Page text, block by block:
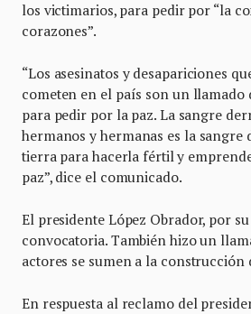
los victimarios, para pedir por “la
corazones”.
“Los asesinatos y desapariciones
cometen en el país son un llamado
para pedir por la paz. La sangre
hermanos y hermanas es la sangre
tierra para hacerla fértil y
paz”, dice el comunicado.
El presidente López Obrador, por
convocatoria. También hizo un
actores se sumen a la construcción
En respuesta al reclamo del